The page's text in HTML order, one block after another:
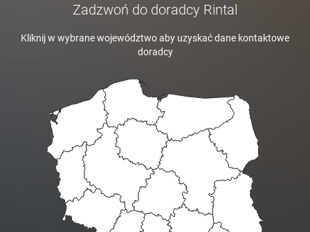
Zadzwoń do doradcy Rintal
Kliknij w wybrane województwo aby uzyskać dane kontaktowe
doradcy